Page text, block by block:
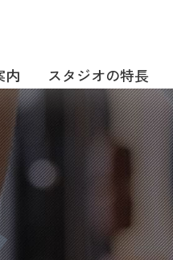
内 スタジオの特長